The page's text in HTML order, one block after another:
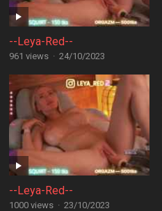
--Leya-Red--
961 views · 24/10/2023
--Leya-Red--
1000 views · 23/10/2023